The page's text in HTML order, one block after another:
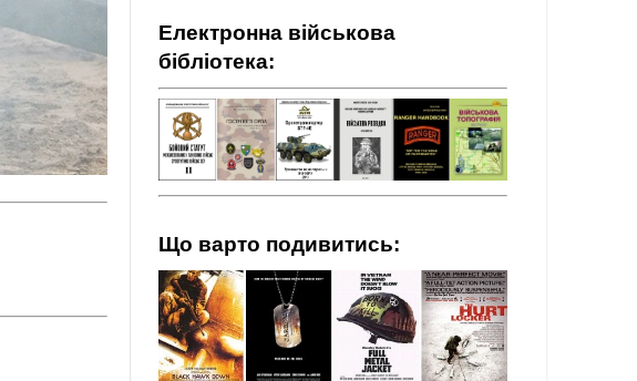
Електронна військова
бібліотека:
Що варто подивитись: